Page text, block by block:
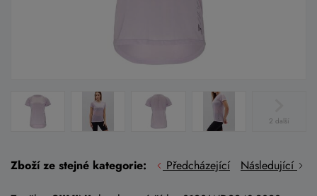
2 další
Zboží ze stejné kategorie: Předcházející Následující